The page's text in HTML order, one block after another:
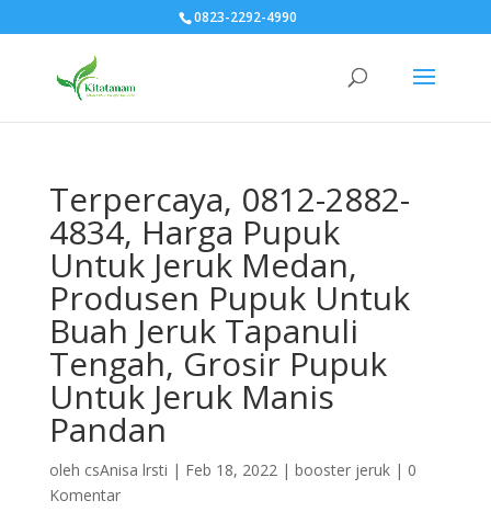
0823-2292-4990
Terpercaya, 0812-2882-
4834, Harga Pupuk
Untuk Jeruk Medan,
Produsen Pupuk Untuk
Buah Jeruk Tapanuli
Tengah, Grosir Pupuk
Untuk Jeruk Manis
Pandan
oleh csAnisa lrsti | Feb 18, 2022| booster jeruk| 0
Komentar